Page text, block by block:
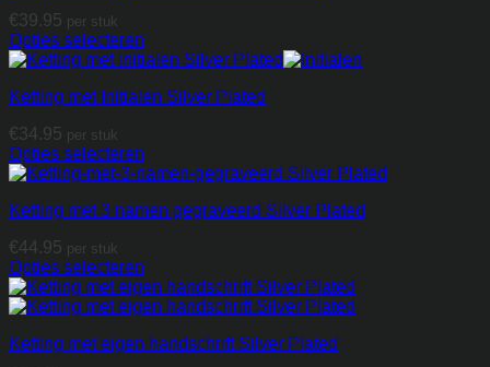
€39.95 per stuk
Opties selecteren
Ketting met Initialen Silver Plated
€34.95 per stuk
Opties selecteren
Ketting met 3 namen gegraveerd Silver Plated
€44.95 per stuk
Opties selecteren
Ketting met eigen handschrift Silver Plated